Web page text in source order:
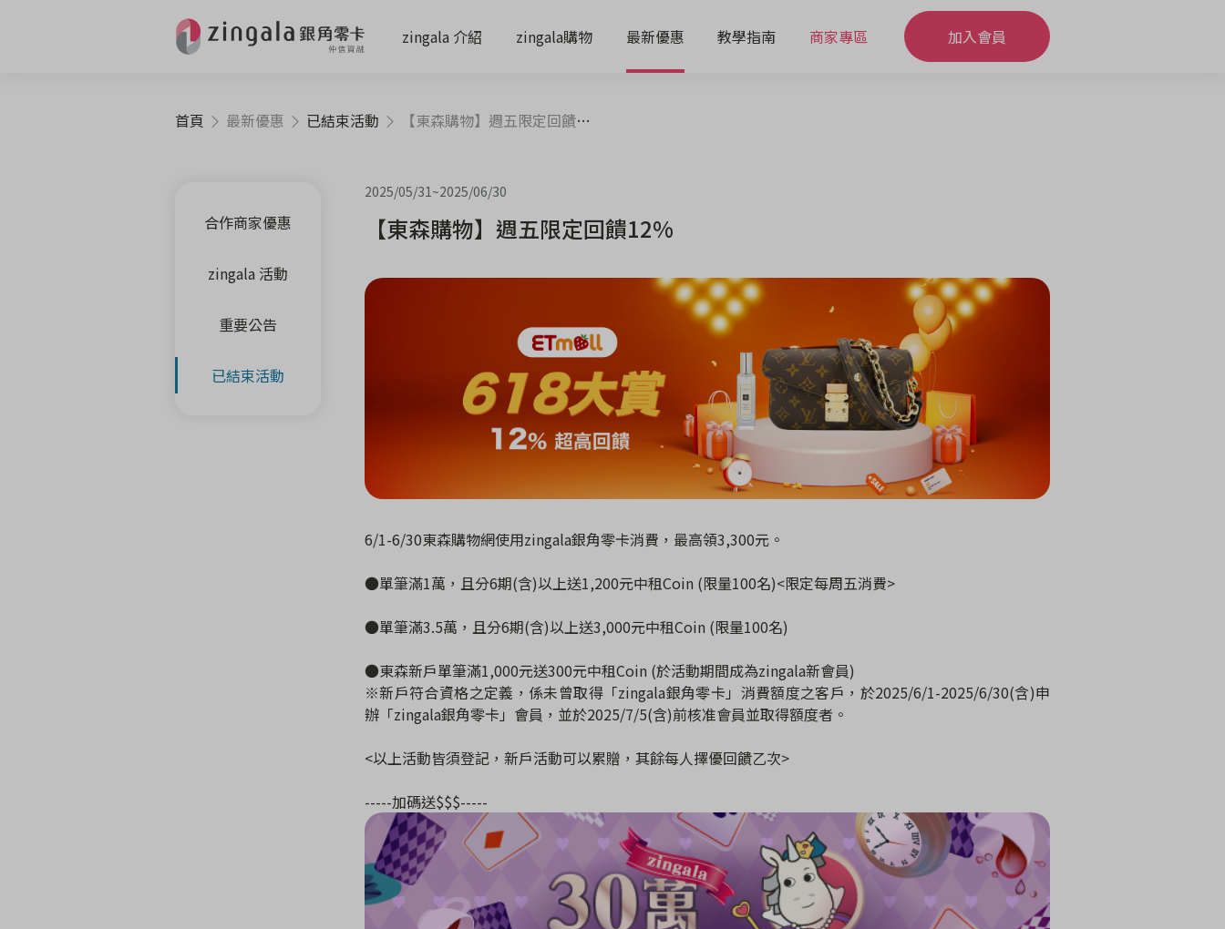
zingala 介紹 zingala購物 最新優惠 教學指南 商家專區 加入會員
首頁 最新優惠 已結束活動 【東森購物】週五限定回饋12%
合作商家優惠
zingala 活動
重要公告
已結束活動
2025/05/31~2025/06/30
【東森購物】週五限定回饋12%
6/1-6/30東森購物網使用zingala銀角零卡消費，最高領3,300元。
●單筆滿1萬，且分6期(含)以上送1,200元中租Coin (限量100名)<限定每周五消費>
●單筆滿3.5萬，且分6期(含)以上送3,000元中租Coin (限量100名)
●東森新戶單筆滿1,000元送300元中租Coin (於活動期間成為zingala新會員)
※新戶符合資格之定義，係未曾取得「zingala銀角零卡」消費額度之客戶，於2025/6/1-2025/6/30(含)申
辦「zingala銀角零卡」會員，並於2025/7/5(含)前核准會員並取得額度者。
<以上活動皆須登記，新戶活動可以累贈，其餘每人擇優回饋乙次>
-----加碼送$$$-----